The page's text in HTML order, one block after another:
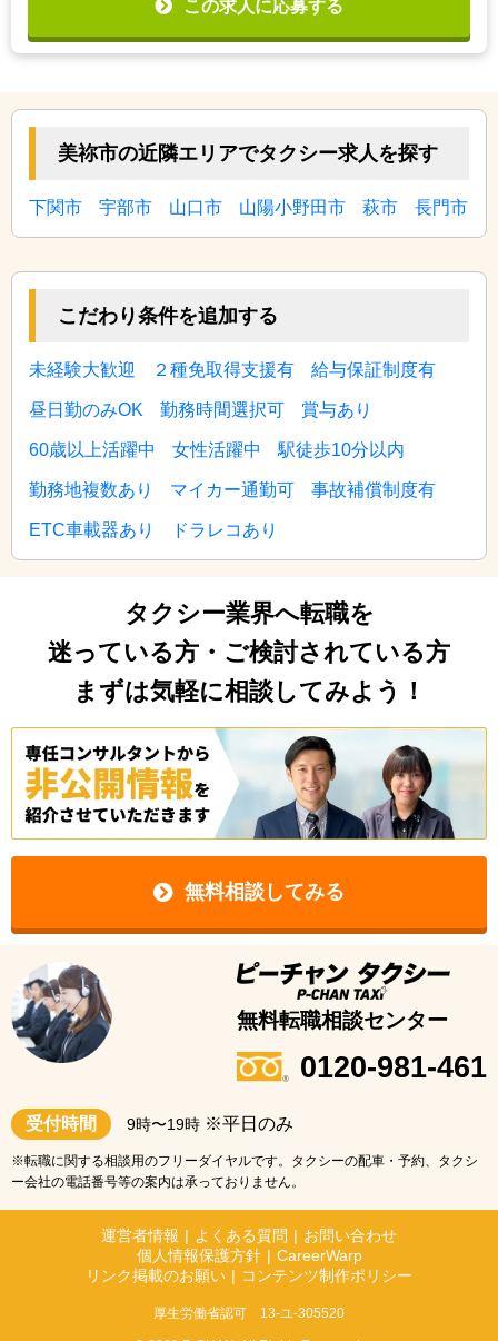
この求人に応募する
美祢市の近隣エリアでタクシー求人を探す
下関市 宇部市 山口市 山陽小野田市 萩市 長門市
こだわり条件を追加する
未経験大歓迎 ２種免取得支援有 給与保証制度有
昼日勤のみOK 勤務時間選択可 賞与あり
60歳以上活躍中 女性活躍中 駅徒歩10分以内
勤務地複数あり マイカー通勤可 事故補償制度有
ETC車載器あり ドラレコあり
タクシー業界へ転職を
迷っている方・ご検討されている方
まずは気軽に相談してみよう！
無料相談してみる
無料転職相談センター
0120-981-461
受付時間 9時〜19時 ※平日のみ
※転職に関する相談用のフリーダイヤルです。タクシーの配車・予約、タクシ
ー会社の電話番号等の案内は承っておりません。
運営者情報 | よくある質問 | お問い合わせ
個人情報保護方針 | CareerWarp
リンク掲載のお願い | コンテンツ制作ポリシー
厚生労働省認可 13-ユ-305520